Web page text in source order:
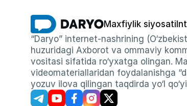
Maxfiylik siyosati
“Daryo” internet-nashrining
huzuridagi Axborot va ommaviy
vositasi sifatida ro‘yxatga olingan.
videomateriallaridan foydalanishga
yozuv ilova qilingan taqdirda yo‘l